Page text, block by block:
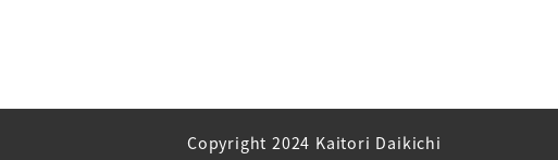
Copyright 2024 Kaitori Daikichi